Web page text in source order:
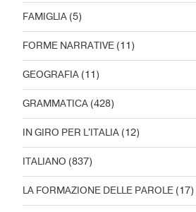
FAMIGLIA (5)
FORME NARRATIVE (11)
GEOGRAFIA (11)
GRAMMATICA (428)
IN GIRO PER L'ITALIA (12)
ITALIANO (837)
LA FORMAZIONE DELLE PAROLE (17)